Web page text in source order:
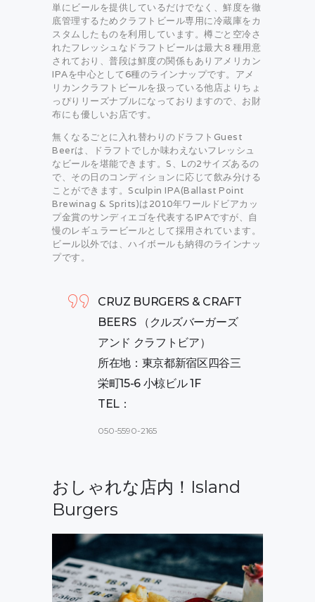
単にビールを提供しているだけでなく、鮮度を徹
底管理するためクラフトビール専用に冷蔵庫をカ
スタムしたものを利用しています。樽ごと空冷さ
れたフレッシュなドラフトビールは最大８種用意
されており、普段は鮮度の関係もありアメリカン
IPAを中心として6種のラインナップです。アメ
リカンクラフトビールを扱っている他店よりちょ
っぴりリーズナブルになっておりますので、お財
布にも優しいお店です。
無くなるごとに入れ替わりのドラフトGuest
Beerは、ドラフトでしか味わえないフレッシュ
なビールを堪能できます。S、Lの2サイズあるの
で、その日のコンディションに応じて飲み分ける
ことができます。Sculpin IPA(Ballast Point
Brewinag & Sprits)は2010年ワールドビアカッ
プ金賞のサンディエゴを代表するIPAですが、自
慢のレギュラービールとして採用されています。
ビール以外では、ハイボールも納得のラインナッ
プです。
CRUZ BURGERS & CRAFT
BEERS （クルズバーガーズ
アンド クラフトビア）
所在地：東京都新宿区四谷三
栄町15-6 小椋ビル 1F
TEL：
050-5590-2165
おしゃれな店内！Island
Burgers